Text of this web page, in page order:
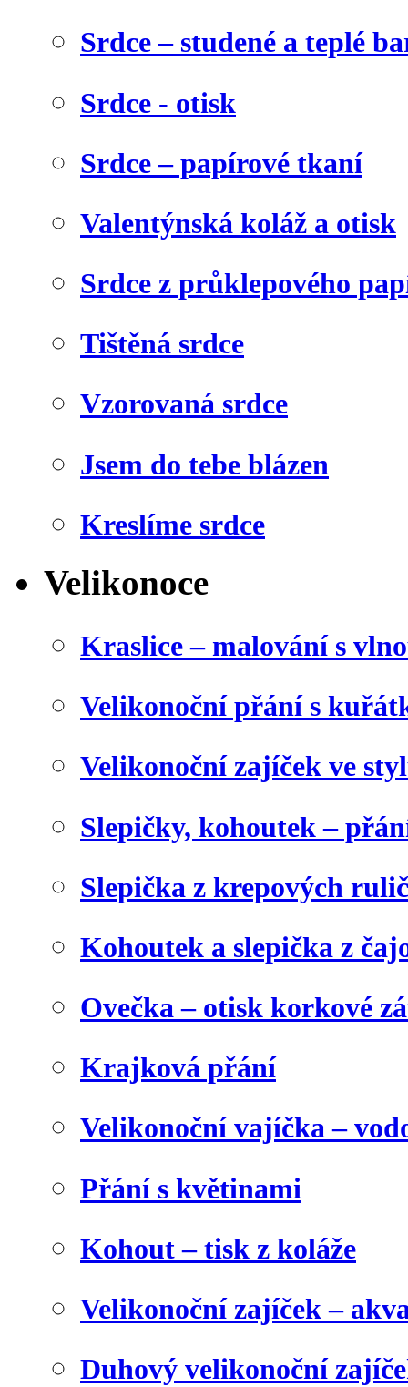
Srdce – studené a teplé
Srdce - otisk
Srdce – papírové tkaní
Valentýnská koláž a otisk
Srdce z průklepového
Tištěná srdce
Vzorovaná srdce
Jsem do tebe blázen
Kreslíme srdce
Velikonoce
Kraslice – malování s
Velikonoční přání s
Velikonoční zajíček ve
Slepičky, kohoutek –
Slepička z krepových
Kohoutek a slepička z
Ovečka – otisk korkové
Krajková přání
Velikonoční vajíčka –
Přání s květinami
Kohout – tisk z koláže
Velikonoční zajíček –
Duhový velikonoční